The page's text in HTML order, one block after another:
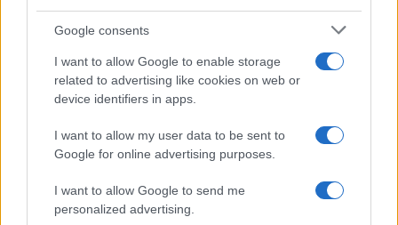
Google consents
I want to allow Google to enable storage
related to advertising like cookies on web or
device identifiers in apps.
I want to allow my user data to be sent to
Google for online advertising purposes.
I want to allow Google to send me
personalized advertising.
társszerzője nekiment a sorozat
Már készül az új sorozat
Mindeközben Raz és Issacharoff már
következő projektjükön dolgoznak.